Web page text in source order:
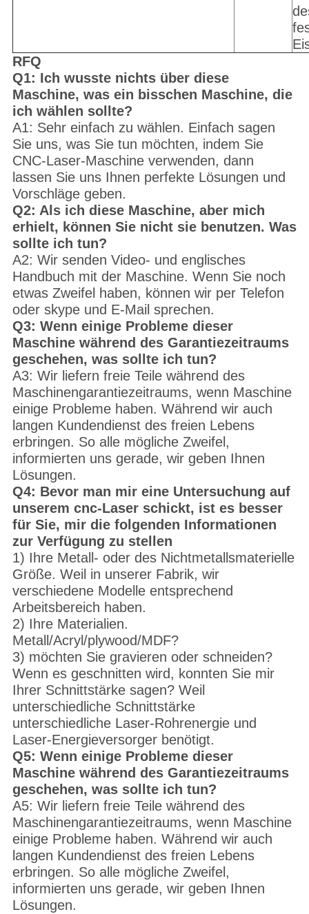
RFQ
Q1: Ich wusste nichts über diese
Maschine, was ein bisschen Maschine, die
ich wählen sollte?
A1: Sehr einfach zu wählen. Einfach sagen
Sie uns, was Sie tun möchten, indem Sie
CNC-Laser-Maschine verwenden, dann
lassen Sie uns Ihnen perfekte Lösungen und
Vorschläge geben.
Q2: Als ich diese Maschine, aber mich
erhielt, können Sie nicht sie benutzen. Was
sollte ich tun?
A2: Wir senden Video- und englisches
Handbuch mit der Maschine. Wenn Sie noch
etwas Zweifel haben, können wir per Telefon
oder skype und E-Mail sprechen.
Q3: Wenn einige Probleme dieser
Maschine während des Garantiezeitraums
geschehen, was sollte ich tun?
A3: Wir liefern freie Teile während des
Maschinengarantiezeitraums, wenn Maschine
einige Probleme haben. Während wir auch
langen Kundendienst des freien Lebens
erbringen. So alle mögliche Zweifel,
informierten uns gerade, wir geben Ihnen
Lösungen.
Q4: Bevor man mir eine Untersuchung auf
unserem cnc-Laser schickt, ist es besser
für Sie, mir die folgenden Informationen
zur Verfügung zu stellen
1) Ihre Metall- oder des Nichtmetallsmaterielle
Größe. Weil in unserer Fabrik, wir
verschiedene Modelle entsprechend
Arbeitsbereich haben.
2) Ihre Materialien.
Metall/Acryl/plywood/MDF?
3) möchten Sie gravieren oder schneiden?
Wenn es geschnitten wird, konnten Sie mir
Ihrer Schnittstärke sagen? Weil
unterschiedliche Schnittstärke
unterschiedliche Laser-Rohrenergie und
Laser-Energieversorger benötigt.
Q5: Wenn einige Probleme dieser
Maschine während des Garantiezeitraums
geschehen, was sollte ich tun?
A5: Wir liefern freie Teile während des
Maschinengarantiezeitraums, wenn Maschine
einige Probleme haben. Während wir auch
langen Kundendienst des freien Lebens
erbringen. So alle mögliche Zweifel,
informierten uns gerade, wir geben Ihnen
Lösungen.